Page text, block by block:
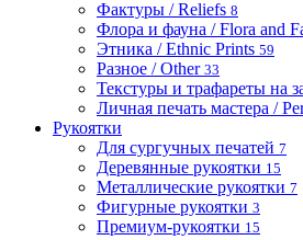
Фактуры / Reliefs 8
Флора и фауна / Flora and
Этника / Ethnic Prints 59
Разное / Other 33
Текстуры и трафареты на
Личная печать мастера /
Рукоятки
Для сургучных печатей 7
Деревянные рукоятки 15
Металлические рукоятки 7
Фигурные рукоятки 3
Премиум-рукоятки 15